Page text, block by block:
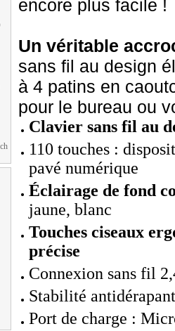
encore plus facile !
Un véritable
sans fil au design
à 4 patins en
pour le bureau ou
Clavier sans fil au
110 touches :
pavé numérique
Éclairage de fond
jaune, blanc
Touches ciseaux
précise
Connexion sans fil
Stabilité
Port de charge :